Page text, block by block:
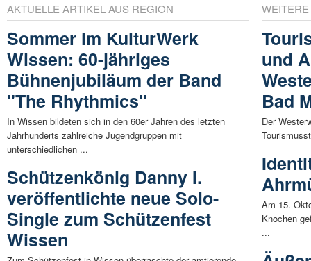
AKTUELLE ARTIKEL AUS REGION
Sommer im KulturWerk
Wissen: 60-jähriges
Bühnenjubiläum der Band
"The Rhythmics"
In Wissen bildeten sich in den 60er Jahren des letzten
Jahrhunderts zahlreiche Jugendgruppen mit
unterschiedlichen ...
Schützenkönig Danny I.
veröffentlichte neue Solo-
Single zum Schützenfest
Wissen
und
Bad
Der
Am 15.
Knochen
...